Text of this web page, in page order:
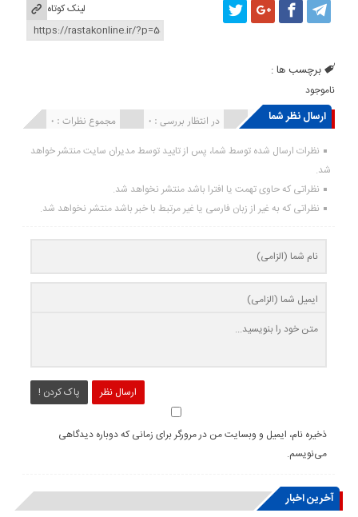
لینک کوتاه
برچسب ها :
ناموجود
ارسال نظر شما مجموع نظرات : 0 در انتظار بررسی : 0 انتشار یافته : ۰
نظرات ارسال شده توسط شما، پس از تایید توسط مدیران سایت منتشر خواهد
شد.
نظراتی که حاوی تهمت یا افترا باشد منتشر نخواهد شد.
نظراتی که به غیر از زبان فارسی یا غیر مرتبط با خبر باشد منتشر نخواهد شد.
ارسال نظر پاک کردن !
ذخیره نام، ایمیل و وبسایت من در مرورگر برای زمانی که دوباره دیدگاهی
می‌نویسم.
آخرین اخبار